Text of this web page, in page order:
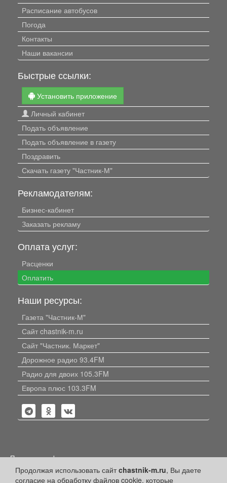
Продолжая использовать сайтchastnik-m.ru, Вы даете
согласие на обработку файлов cookie, которые
Расписание автобусов
Погода
Контакты
Наши вакансии
Быстрые ссылки:
Установить приложение
Личный кабинет
Подать объявление
Подать объявление в газету
Поздравить
Скачать газету "Частник-М"
Рекламодателям:
Бизнес-кабинет
Заказать рекламу
Оплата услуг:
Расценки
Оплатить
Наши ресурсы:
Газета "Частник-М"
Сайт chastnik-m.ru
Сайт "Частник. Маркет"
Дорожное радио 93.4FM
Радио для двоих 105.3FM
Европа плюс 103.3FM
Политика конфиденциальности
Публикации с пометкой «Реклама», «На правах рекламы»,
«Партнёрский проект» оплачены рекламодателем.